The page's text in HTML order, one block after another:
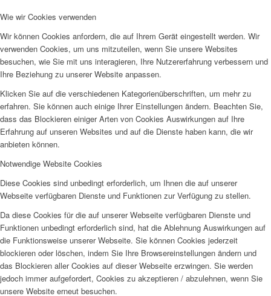
Wie wir Cookies verwenden
Wir können Cookies anfordern, die auf Ihrem Gerät eingestellt werden. Wir
verwenden Cookies, um uns mitzuteilen, wenn Sie unsere Websites
besuchen, wie Sie mit uns interagieren, Ihre Nutzererfahrung verbessern und
Ihre Beziehung zu unserer Website anpassen.
Klicken Sie auf die verschiedenen Kategorienüberschriften, um mehr zu
erfahren. Sie können auch einige Ihrer Einstellungen ändern. Beachten Sie,
dass das Blockieren einiger Arten von Cookies Auswirkungen auf Ihre
Erfahrung auf unseren Websites und auf die Dienste haben kann, die wir
anbieten können.
Notwendige Website Cookies
Diese Cookies sind unbedingt erforderlich, um Ihnen die auf unserer
Webseite verfügbaren Dienste und Funktionen zur Verfügung zu stellen.
Da diese Cookies für die auf unserer Webseite verfügbaren Dienste und
Funktionen unbedingt erforderlich sind, hat die Ablehnung Auswirkungen auf
die Funktionsweise unserer Webseite. Sie können Cookies jederzeit
blockieren oder löschen, indem Sie Ihre Browsereinstellungen ändern und
das Blockieren aller Cookies auf dieser Webseite erzwingen. Sie werden
jedoch immer aufgefordert, Cookies zu akzeptieren / abzulehnen, wenn Sie
unsere Website erneut besuchen.